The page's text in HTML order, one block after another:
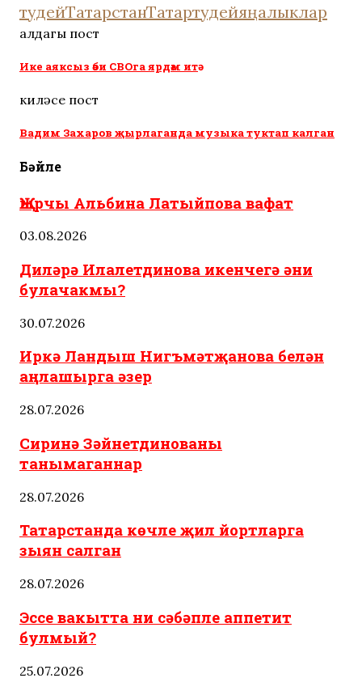
тудейТатарстанТатартудейяңалыклар
алдагы пост
Ике аяксыз әби СВОга ярдәм итә
киләсе пост
Вадим Захаров җырлаганда музыка туктап калган
Бәйле
Җырчы Альбина Латыйпова вафат
03.08.2026
Диләрә Илалетдинова икенчегә әни
булачакмы?
30.07.2026
Иркә Ландыш Нигъмәтҗанова белән
аңлашырга әзер
28.07.2026
Сиринә Зәйнетдинованы
танымаганнар
28.07.2026
Татарстанда көчле җил йортларга
зыян салган
28.07.2026
Эссе вакытта ни сәбәпле аппетит
булмый?
25.07.2026